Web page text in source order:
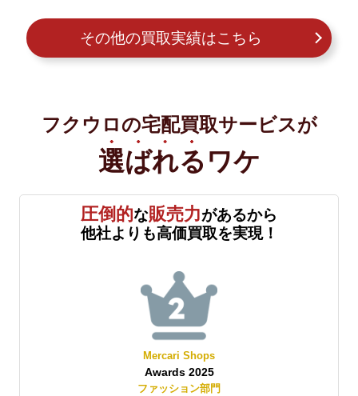
その他の買取実績はこちら
フクウロの宅配買取サービスが
選ばれる ワケ
圧倒的な販売力があるから
他社よりも高価買取を実現！
Mercari Shops
Awards 2025
ファッション部門